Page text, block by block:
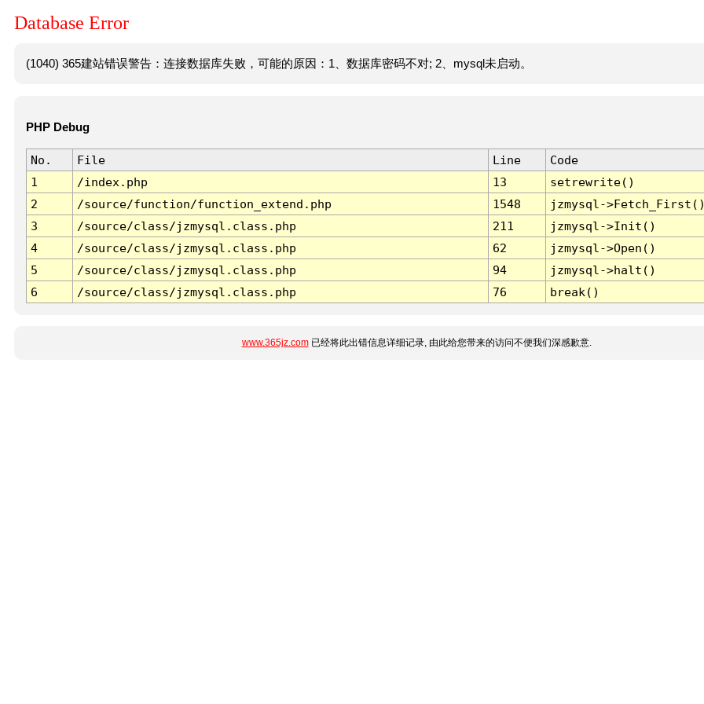
Database Error
(1040) 365建站错误警告：连接数据库失败，可能的原因：1、数据库密码不对; 2、mysql未启动。
PHP Debug
No. File Line
Code
1
/index.php 13
setrewrite()
2
/source/function/function_extend.php 1548
jzmysql-
3
/source/class/jzmysql.class.php 211
jzmysql->Init()
4
/source/class/jzmysql.class.php 62
jzmysql->Open()
5
/source/class/jzmysql.class.php 94
jzmysql->halt()
6
/source/class/jzmysql.class.php 76 break()
www.365jz.com已经将此出错信息详细记录, 由此给您带来的访问不便我们深感歉意.